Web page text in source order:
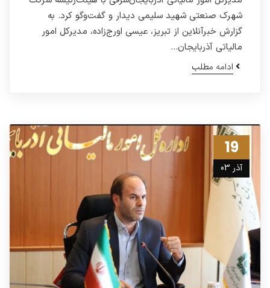
شهرک صنعتی شهید سلیمی دیدار و گفت‌وگو کرد. به
گزارش خبرآنلاین از تبریز، عیسی اورج‌زاده، مدیرکل امور
مالیاتی آذربایجان…
ادامه مطلب
19
آذر 03